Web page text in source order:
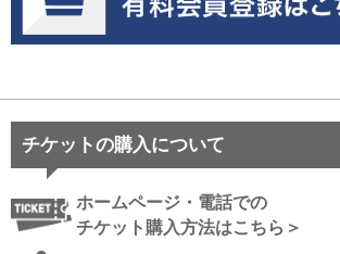
チケットの購入について
ホームページ・電話での
チケット購入方法はこちら＞